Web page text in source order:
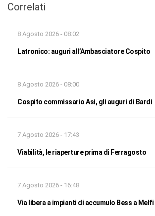
Correlati
8 Agosto 2026 - 08:02
Latronico: auguri all’Ambasciatore Cospito
8 Agosto 2026 - 08:00
Cospito commissario Asi, gli auguri di Bardi
7 Agosto 2026 - 17:43
Viabilità, le riaperture prima di Ferragosto
7 Agosto 2026 - 16:48
Via libera a impianti di accumulo Bess a